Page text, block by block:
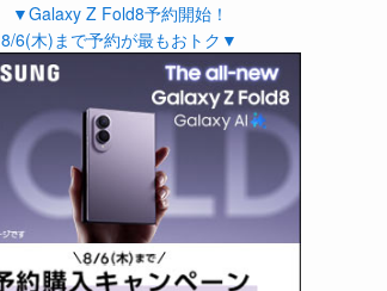
▼Galaxy Z Fold8予約開始！
8/6(木)まで予約が最もおトク▼